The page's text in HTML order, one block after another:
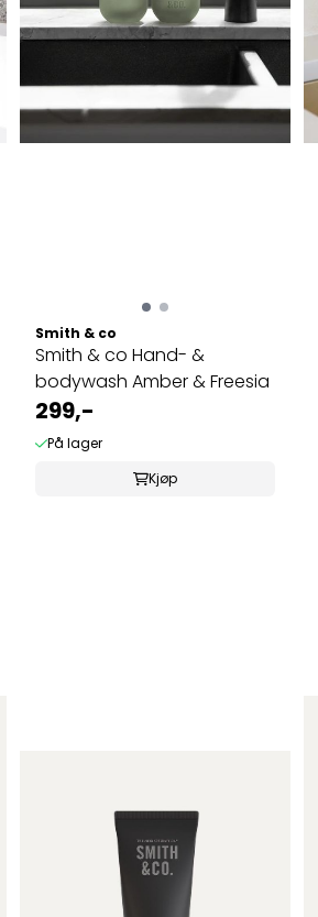
Smith & co
Smith & co Hand- &
bodywash Amber & Freesia
299,-
På lager
Kjøp